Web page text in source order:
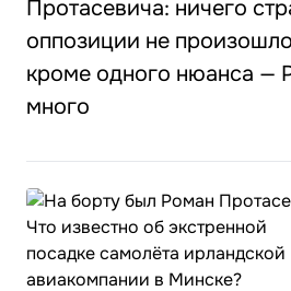
Протасевича: ничего
оппозиции не
кроме одного нюанса —
много